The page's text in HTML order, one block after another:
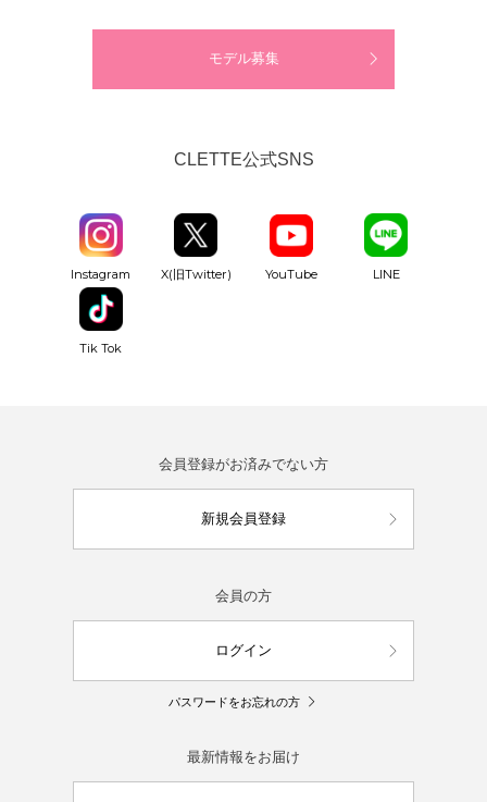
モデル募集
CLETTE公式SNS
Instagram X(旧Twitter) YouTube LINE
Tik Tok
会員登録がお済みでない方
新規会員登録
会員の方
ログイン
パスワードをお忘れの方
最新情報をお届け